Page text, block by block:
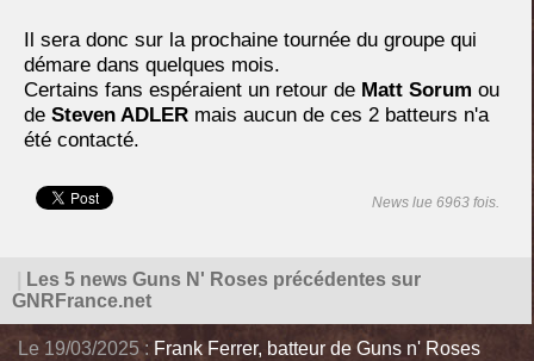
Il sera donc sur la prochaine tournée du groupe qui
démare dans quelques mois.
Certains fans espéraient un retour de Matt Sorum ou
de Steven ADLER mais aucun de ces 2 batteurs n'a
été contacté.
News lue 6963 fois.
Les 5 news Guns N' Roses précédentes sur
GNRFrance.net
Le 19/03/2025 : Frank Ferrer, batteur de Guns n' Roses